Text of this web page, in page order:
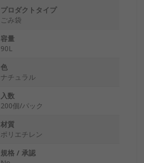
プロダクトタイプ
ごみ袋
容量
90L
色
ナチュラル
入数
200個/パック
材質
ポリエチレン
規格 / 承認